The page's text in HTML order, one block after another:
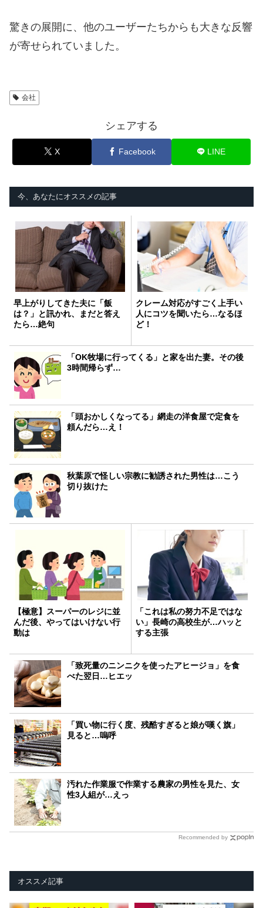
驚きの展開に、他のユーザーたちからも大きな反響
が寄せられていました。
会社
シェアする
X Facebook LINE
今、あなたにオススメの記事
早上がりしてきた夫に「飯
は？」と訊かれ、まだと答え
たら…絶句
クレーム対応がすごく上手い
人にコツを聞いたら…なるほ
ど！
「OK牧場に行ってくる」と家を出た妻。その後
3時間帰らず…
「頭おかしくなってる」網走の洋食屋で定食を
頼んだら…え！
秋葉原で怪しい宗教に勧誘された男性は…こう
切り抜けた
【極意】スーパーのレジに並
んだ後、やってはいけない行
動は
「これは私の努力不足ではな
い」長崎の高校生が…ハッと
する主張
「致死量のニンニクを使ったアヒージョ」を食
べた翌日…ヒエッ
「買い物に行く度、残酷すぎると娘が嘆く旗」
見ると…嗚呼
汚れた作業服で作業する農家の男性を見た、女
性3人組が…えっ
Recommended by
オススメ記事